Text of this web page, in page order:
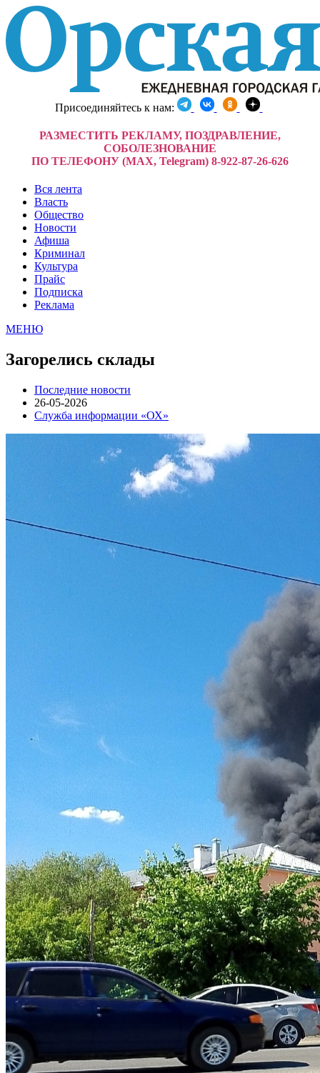
Присоединяйтесь к нам:
РАЗМЕСТИТЬ РЕКЛАМУ, ПОЗДРАВЛЕНИЕ,
СОБОЛЕЗНОВАНИЕ
ПО ТЕЛЕФОНУ (MAX, Telegram) 8-922-87-26-626
Вся лента
Власть
Общество
Новости
Афиша
Криминал
Культура
Прайс
Подписка
Реклама
МЕНЮ
Загорелись склады
Последние новости
26-05-2026
Служба информации «ОХ»